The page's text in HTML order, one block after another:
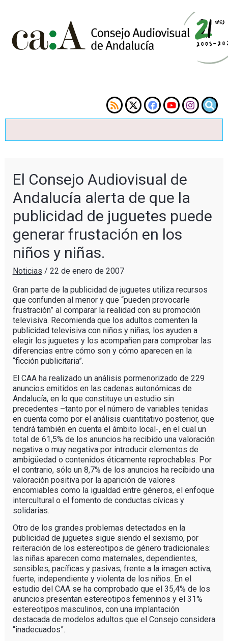
El Consejo Audiovisual de
Andalucía alerta de que la
publicidad de juguetes puede
generar frustación en los
niños y niñas.
Noticias / 22 de enero de 2007
Gran parte de la publicidad de juguetes utiliza recursos
que confunden al menor y que “pueden provocarle
frustración” al comparar la realidad con su promoción
televisiva. Recomienda que los adultos comenten la
publicidad televisiva con niños y niñas, los ayuden a
elegir los juguetes y los acompañen para comprobar las
diferencias entre cómo son y cómo aparecen en la
“ficción publicitaria”.
El CAA ha realizado un análisis pormenorizado de 229
anuncios emitidos en las cadenas autonómicas de
Andalucía, en lo que constituye un estudio sin
precedentes –tanto por el número de variables tenidas
en cuenta como por el análisis cuantitativo posterior, que
tendrá también en cuenta el ámbito local-, en el cual un
total de 61,5% de los anuncios ha recibido una valoración
negativa o muy negativa por introducir elementos de
ambigüedad o contenidos éticamente reprochables. Por
el contrario, sólo un 8,7% de los anuncios ha recibido una
valoración positiva por la aparición de valores
encomiables como la igualdad entre géneros, el enfoque
intercultural o el fomento de conductas cívicas y
solidarias.
Otro de los grandes problemas detectados en la
publicidad de juguetes sigue siendo el sexismo, por
reiteración de los estereotipos de género tradicionales:
las niñas aparecen como maternales, dependientes,
sensibles, pacíficas y pasivas, frente a la imagen activa,
fuerte, independiente y violenta de los niños. En el
estudio del CAA se ha comprobado que el 35,4% de los
anuncios presentan estereotipos femeninos y el 31%
estereotipos masculinos, con una implantación
destacada de modelos adultos que el Consejo considera
“inadecuados”.